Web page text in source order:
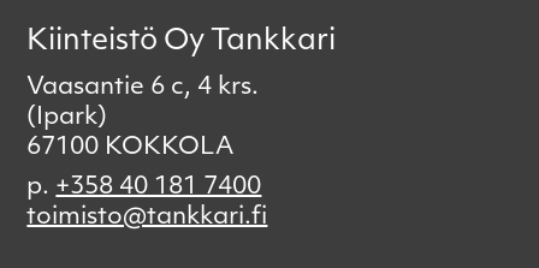
Kiinteistö Oy Tankkari
Vaasantie 6 c, 4 krs.
(Ipark)
67100 KOKKOLA
p. +358 40 181 7400
toimisto@tankkari.fi